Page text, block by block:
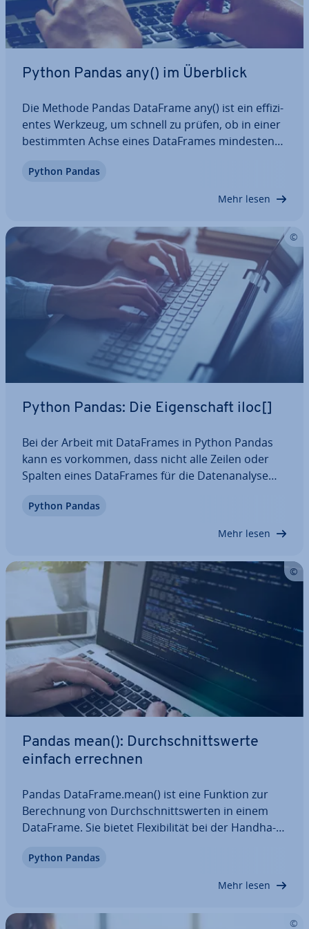
Python Pandas any() im Überblick
Die Methode Pandas DataFrame any() ist ein ef­fi­zi­
en­tes Werkzeug, um schnell zu prüfen, ob in einer
be­stimm­ten Achse eines Da­ta­Frames min­des­tens
hilfreich bei der Analyse und Va­li­die­rung von
Python Pandas
Mehr lesen
Python Pandas: Die Ei­gen­schaft iloc[]
Bei der Arbeit mit Da­ta­Frames in Python Pandas
kann es vorkommen, dass nicht alle Zeilen oder
Spalten eines Da­ta­Frames für die Da­ten­ana­ly­se
iloc[] ist daher ein nütz­li­ches Werkzeug, um die ge­
Python Pandas
Mehr lesen
Pandas mean(): Durch­schnitts­wer­te
einfach errechnen
Pandas DataFrame.mean() ist eine Funktion zur
Be­rech­nung von Durch­schnitts­wer­ten in einem
DataFrame. Sie bietet Fle­xi­bi­li­tät bei der Hand­ha­
über Zeilen als auch über Spalten Mit­tel­wer­te zu
Python Pandas
Mehr lesen